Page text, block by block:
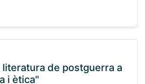
literatura de postguerra a
i ètica"